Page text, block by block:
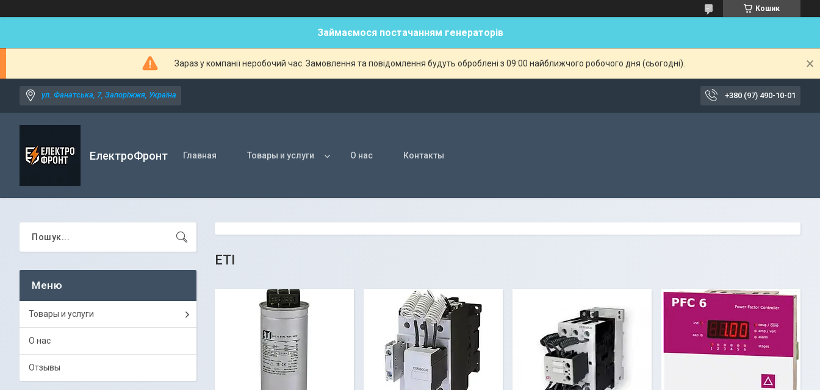
Кошик
Займаємося постачанням генераторів
Зараз у компанії неробочий час. Замовлення та повідомлення будуть оброблені з 09:00 найближчого робочого дня (сьогодні).
ул. Фанатська, 7, Запоріжжя, Україна +380 (97) 490-10-01
ЕлектроФронт Главная Товары и услуги О нас Контакты
ETI
Товары и услуги
О нас
Отзывы